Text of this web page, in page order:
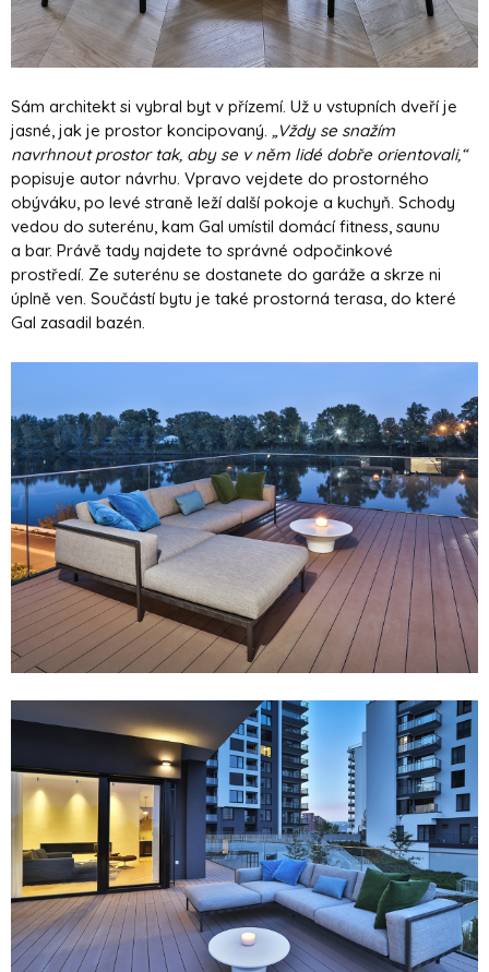
Sám architekt si vybral byt v přízemí. Už u vstupních dveří je
jasné, jak je prostor koncipovaný. „Vždy se snažím
navrhnout prostor tak, aby se v něm lidé dobře orientovali,“
popisuje autor návrhu. Vpravo vejdete do prostorného
obýváku, po levé straně leží další pokoje a kuchyň. Schody
vedou do suterénu, kam Gal umístil domácí fitness, saunu
a bar. Právě tady najdete to správné odpočinkové
prostředí. Ze suterénu se dostanete do garáže a skrze ni
úplně ven. Součástí bytu je také prostorná terasa, do které
Gal zasadil bazén.